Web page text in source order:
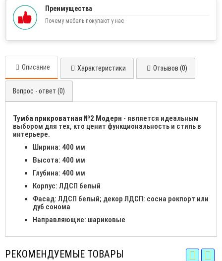
Преимущества
Почему мебель покупают у нас
Описание Характеристики Отзывов (0)
Вопрос - ответ (0)
Тумба прикроватная №2 Модерн - является идеальным
выбором для тех, кто ценит функциональность и стиль в
интерьере.
Ширина: 400 мм
Высота: 400 мм
Глубина: 400 мм
Корпус: ЛДСП белый
Фасад: ЛДСП белый; декор ЛДСП: сосна рокпорт или
дуб сонома
Направляющие: шариковые
РЕКОМЕНДУЕМЫЕ ТОВАРЫ